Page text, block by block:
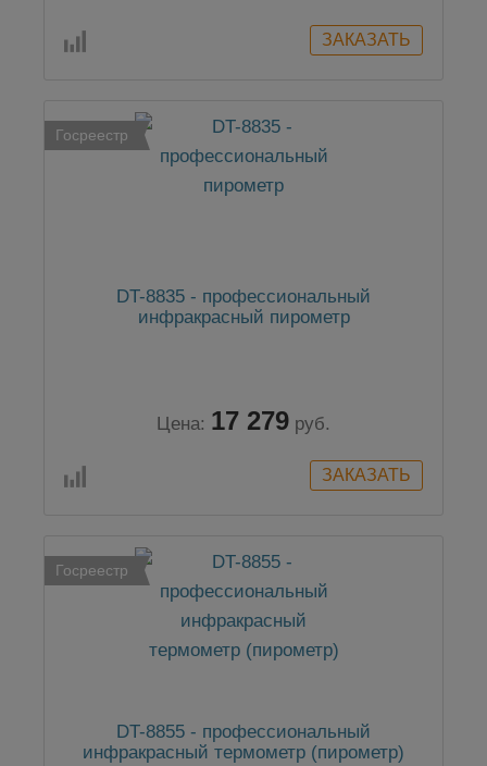
Госреестр
DT-8835 - профессиональный
инфракрасный пирометр
Цена: 17 279 руб.
Госреестр
DT-8855 - профессиональный
инфракрасный термометр (пирометр)